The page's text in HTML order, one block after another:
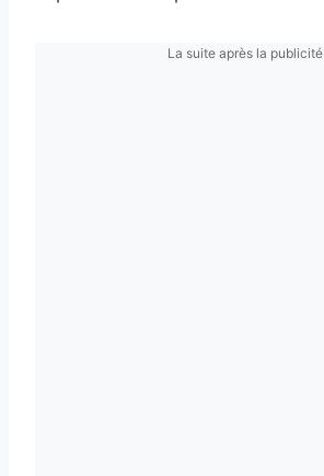
La suite après la publicité